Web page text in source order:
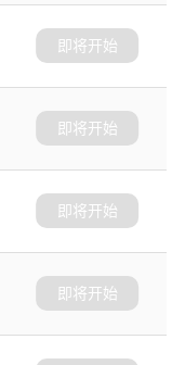
即将开始
即将开始
即将开始
即将开始